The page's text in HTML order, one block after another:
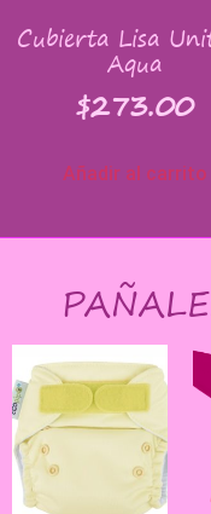
Cubierta Lisa
Aqua
$273.00
Añadir al carrito